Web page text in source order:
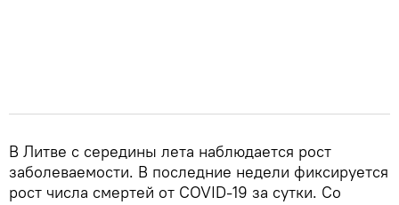
В Литве с середины лета наблюдается рост
заболеваемости. В последние недели фиксируется
рост числа смертей от COVID-19 за сутки. Со